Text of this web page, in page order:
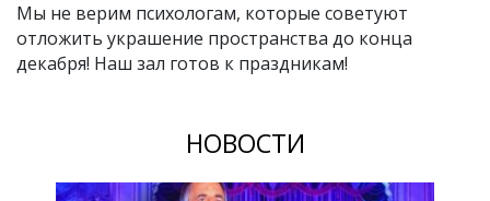
Мы не верим психологам, которые советуют
отложить украшение пространства до конца
декабря! Наш зал готов к праздникам!
НОВОСТИ